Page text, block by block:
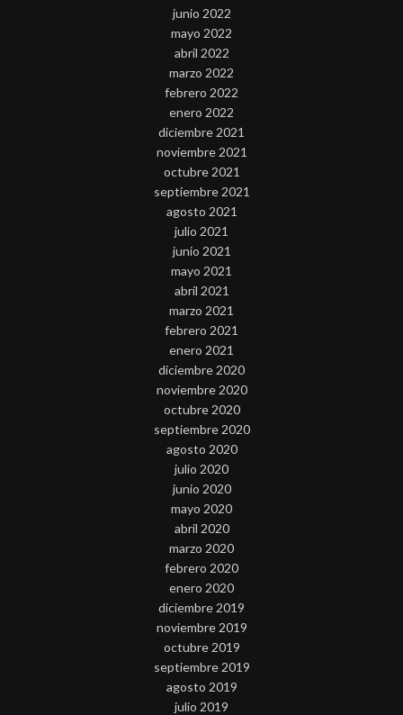
junio 2022
mayo 2022
abril 2022
marzo 2022
febrero 2022
enero 2022
diciembre 2021
noviembre 2021
octubre 2021
septiembre 2021
agosto 2021
julio 2021
junio 2021
mayo 2021
abril 2021
marzo 2021
febrero 2021
enero 2021
diciembre 2020
noviembre 2020
octubre 2020
septiembre 2020
agosto 2020
julio 2020
junio 2020
mayo 2020
abril 2020
marzo 2020
febrero 2020
enero 2020
diciembre 2019
noviembre 2019
octubre 2019
septiembre 2019
agosto 2019
julio 2019